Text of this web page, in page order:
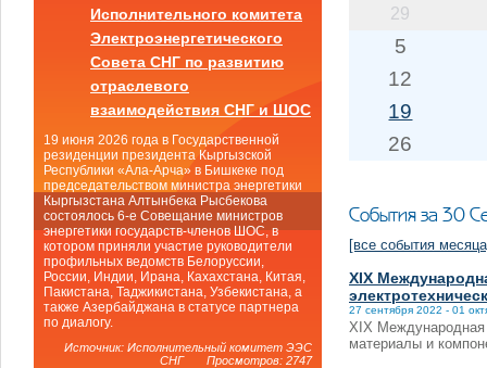
29
5
12
19
26
События за 30
[все события
XIX
27 сентября 2022 - 01
XIX Международная
материалы и
Исполнительного комитета
Электроэнергетического
Совета СНГ по развитию
отраслевого
взаимодействия СНГ и ШОС
19 июня 2026 года в Государственной
резиденции президента Кыргызской
Республики «Ала-Арча» в Бишкеке под
председательством министра энергетики
Кыргызстана Алтынбека Рысбекова
состоялось 6-е Совещание министров
энергетики государств-членов ШОС, в
котором приняли участие руководители
профильных ведомств Белоруссии,
России, Индии, Ирана, Кахахстана, Китая,
Пакистана, Таджикистана, Узбекистана, а
также Азербайджана в статусе партнера
по диалогу.
Источник: Исполнительный комитет ЭЭС
СНГ Просмотров: 2747